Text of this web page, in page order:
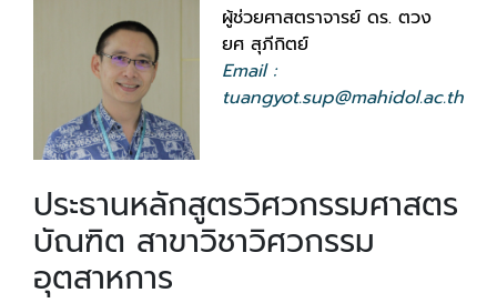
ผู้ช่วยศาสตราจารย์ ดร. ตวง
ยศ สุภีกิตย์
Email :
tuangyot.sup@mahidol.ac.th
ประธานหลักสูตรวิศวกรรมศาสตร
บัณฑิต สาขาวิชาวิศวกรรม
อุตสาหการ